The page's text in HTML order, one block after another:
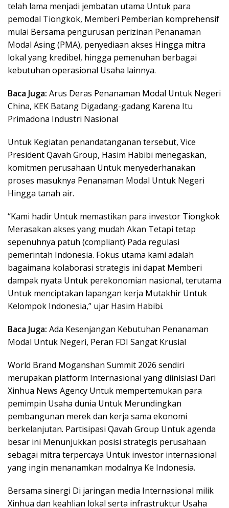
telah lama menjadi jembatan utama Untuk para
pemodal Tiongkok, Memberi Pemberian komprehensif
mulai Bersama pengurusan perizinan Penanaman
Modal Asing (PMA), penyediaan akses Hingga mitra
lokal yang kredibel, hingga pemenuhan berbagai
kebutuhan operasional Usaha lainnya.
Baca Juga: Arus Deras Penanaman Modal Untuk Negeri
China, KEK Batang Digadang-gadang Karena Itu
Primadona Industri Nasional
Untuk Kegiatan penandatanganan tersebut, Vice
President Qavah Group, Hasim Habibi menegaskan,
komitmen perusahaan Untuk menyederhanakan
proses masuknya Penanaman Modal Untuk Negeri
Hingga tanah air.
“Kami hadir Untuk memastikan para investor Tiongkok
Merasakan akses yang mudah Akan Tetapi tetap
sepenuhnya patuh (compliant) Pada regulasi
pemerintah Indonesia. Fokus utama kami adalah
bagaimana kolaborasi strategis ini dapat Memberi
dampak nyata Untuk perekonomian nasional, terutama
Untuk menciptakan lapangan kerja Mutakhir Untuk
Kelompok Indonesia,” ujar Hasim Habibi.
Baca Juga: Ada Kesenjangan Kebutuhan Penanaman
Modal Untuk Negeri, Peran FDI Sangat Krusial
World Brand Moganshan Summit 2026 sendiri
merupakan platform Internasional yang diinisiasi Dari
Xinhua News Agency Untuk mempertemukan para
pemimpin Usaha dunia Untuk Merundingkan
pembangunan merek dan kerja sama ekonomi
berkelanjutan. Partisipasi Qavah Group Untuk agenda
besar ini Menunjukkan posisi strategis perusahaan
sebagai mitra terpercaya Untuk investor internasional
yang ingin menanamkan modalnya Ke Indonesia.
Bersama sinergi Di jaringan media Internasional milik
Xinhua dan keahlian lokal serta infrastruktur Usaha